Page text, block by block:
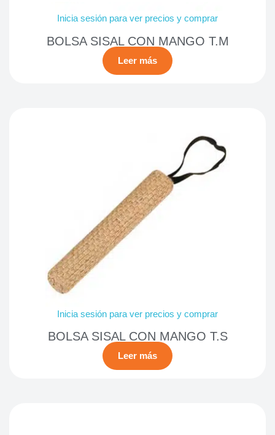
Inicia sesión para ver precios y comprar
BOLSA SISAL CON MANGO T.M
Leer más
Inicia sesión para ver precios y comprar
BOLSA SISAL CON MANGO T.S
Leer más